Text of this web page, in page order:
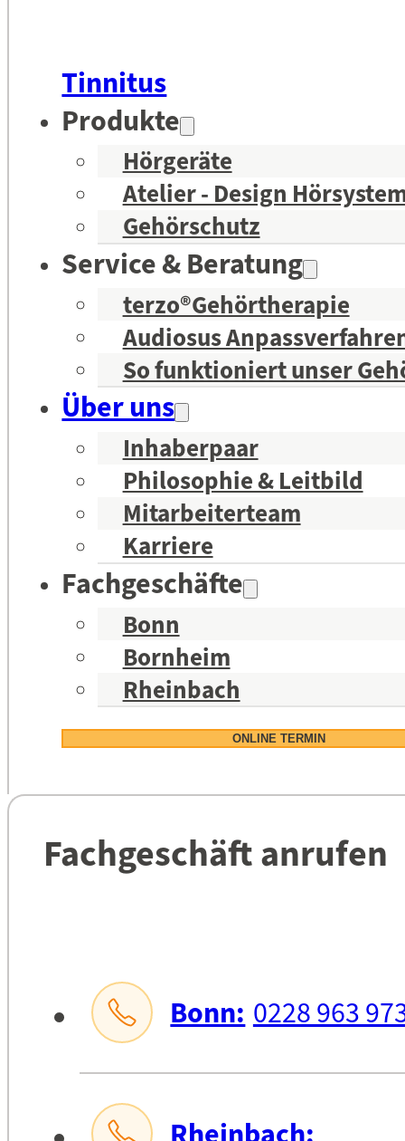
Tinnitus
Produkte
Hörgeräte
Atelier - Design
Gehörschutz
Service & Beratung
terzo®Gehörtherapie
Audiosus
So funktioniert unser
Über uns
Inhaberpaar
Philosophie & Leitbild
Mitarbeiterteam
Karriere
Fachgeschäfte
Bonn
Bornheim
Rheinbach
ONLINE TERMIN
Fachgeschäft anrufen
Bonn: 0228 963